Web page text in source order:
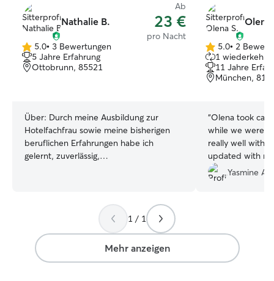
Nathalie B.
Ab
23 €
pro Nacht
5.0
von
5
5.0• 3 Bewertungen
5 Jahre Erfahrung
Ottobrunn, 85521
Über: Durch meine Ausbildung zur
Hotelfachfrau sowie meine bisherigen
beruflichen Erfahrungen habe ich
gelernt, zuverlässig,
selbstverständlich auch in die Betreuung
von Tieren ein. Mir ist es wichtig, dass
sich Tiere in meiner Obhut wohl und
sicher fühlen und ihre individuellen
Bedürfnisse berücksichtigt werden. Ich
Olena
5.0
von
5
Sternen
5.0• 2
1
11 Jahre
München,
“Olena took
while we were
really well with
updated with
replies quickly,
would definitely
Yasmine A.
1 / 1
Mehr anzeigen